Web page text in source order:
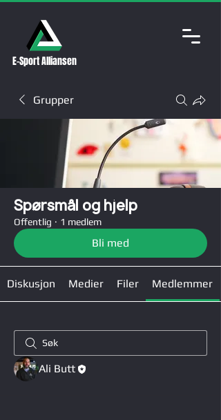
E-Sport Alliansen
Grupper
Spørsmål og hjelp
Offentlig · 1 medlem
Bli med
Diskusjon Medier Filer Medlemmer
Ali Butt